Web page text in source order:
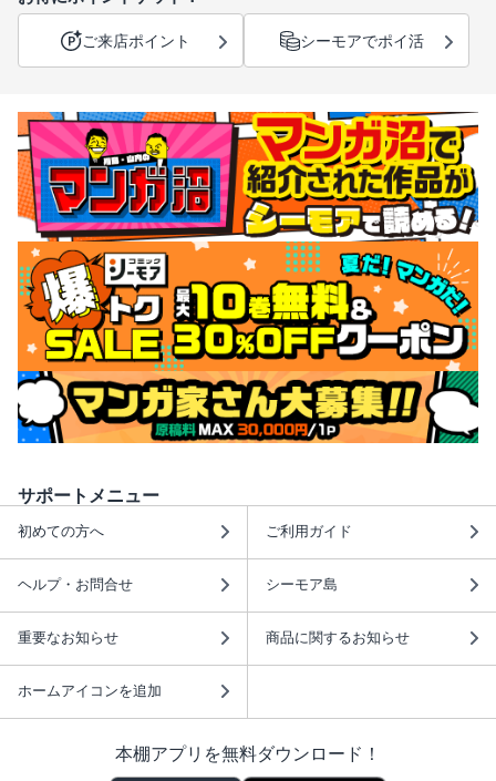
ご来店ポイント シーモアでポイ活
サポートメニュー
初めての方へ ご利用ガイド
ヘルプ・お問合せ シーモア島
重要なお知らせ 商品に関するお知らせ
ホームアイコンを追加
本棚アプリを無料ダウンロード！